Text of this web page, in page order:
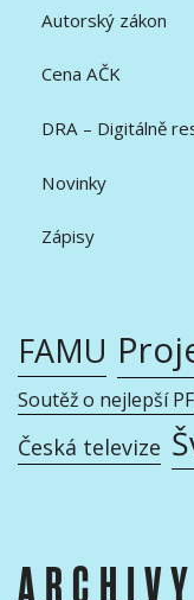
Autorský zákon
Cena AČK
DRA – Digitálně
Novinky
Zápisy
FAMU
Soutěž o nejlepší PF
Česká televize
ARCHIVY